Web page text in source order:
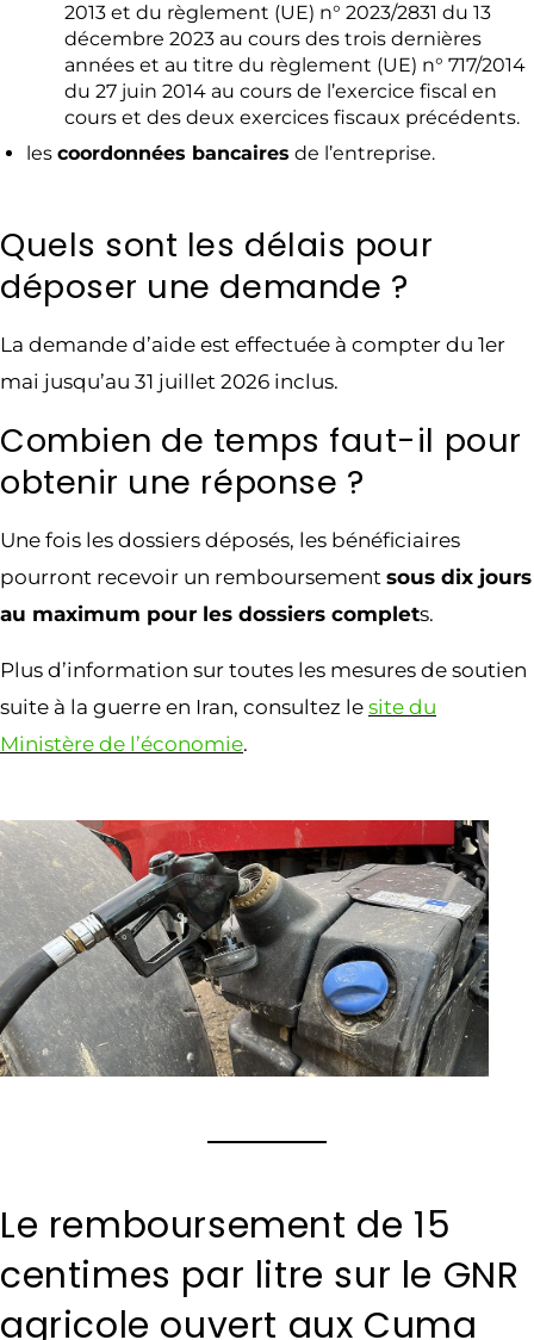
2013 et du règlement (UE) n° 2023/2831 du 13
décembre 2023 au cours des trois dernières
années et au titre du règlement (UE) n° 717/2014
du 27 juin 2014 au cours de l’exercice fiscal en
cours et des deux exercices fiscaux précédents.
les coordonnées bancaires de l’entreprise.
Quels sont les délais pour
déposer une demande ?
La demande d’aide est effectuée à compter du 1er
mai jusqu’au 31 juillet 2026 inclus.
Combien de temps faut-il pour
obtenir une réponse ?
Une fois les dossiers déposés, les bénéficiaires
pourront recevoir un remboursement sous dix jours
au maximum pour les dossiers complets.
Plus d’information sur toutes les mesures de soutien
suite à la guerre en Iran, consultez le site du
Ministère de l’économie.
Le remboursement de 15
centimes par litre sur le GNR
agricole ouvert aux Cuma